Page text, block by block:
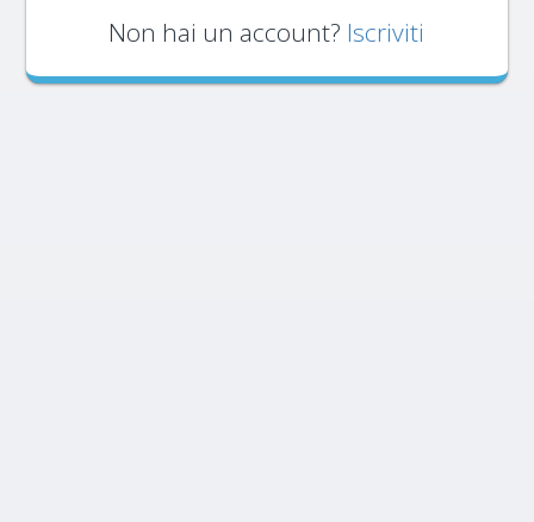
Non hai un account? Iscriviti